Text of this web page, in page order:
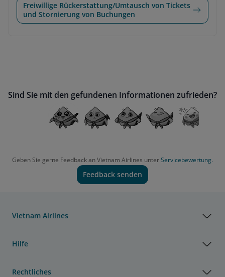
Freiwillige Rückerstattung/Umtausch von Tickets
und Stornierung von Buchungen
Sind Sie mit den gefundenen Informationen zufrieden?
Geben Sie gerne Feedback an Vietnam Airlines unterServicebewertung.
Feedback senden
Vietnam Airlines
Hilfe
Rechtliches